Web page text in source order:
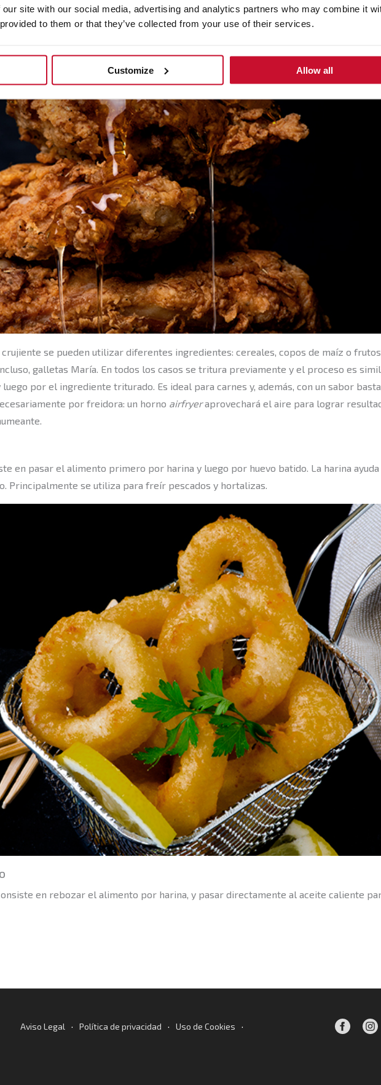
site with our social media, advertising and analytics partners who may combine it
to them or that they’ve collected from your use of their services.
Customize Allow all
se pueden utilizar diferentes ingredientes: cereales, copos de maíz o
galletas María. En todos los casos se tritura previamente y el proceso es
por el ingrediente triturado. Es ideal para carnes y, además, con un sabor
por freidora: un horno airfryeraprovechará el aire para lograr
en pasar el alimento primero por harina y luego por huevo batido. La harina ayuda
Principalmente se utiliza para freír pescados y hortalizas.
en rebozar el alimento por harina, y pasar directamente al aceite caliente
Aviso Legal · Política de privacidad · Uso de Cookies ·